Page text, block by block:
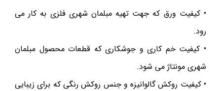
• کیفیت ورق که جهت تهیه مبلمان شهری فلزی به کار می
رود.
• کیفیت خم کاری و جوشکاری که قطعات محصول مبلمان
شهری مونتاژ می شود.
• کیفیت روکش گالوانیزه و جنس روکش رنگی که برای زیبایی